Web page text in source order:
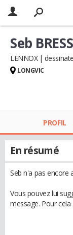
Seb
LENNOX
LONGVIC
PROFIL
En résumé
Seb n'a pas encore
Vous pouvez lui
message. Pour